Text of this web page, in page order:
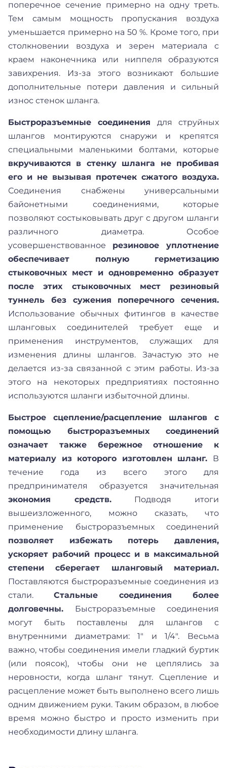
поперечное сечение примерно на одну треть.
Тем самым мощность пропускания воздуха
уменьшается примерно на 50 %. Кроме того, при
столкновении воздуха и зерен материала с
краем наконечника или ниппеля образуются
завихрения. Из-за этого возникают большие
дополнительные потери давления и сильный
износ стенок шланга.
Быстроразъемные соединения для струйных
шлангов монтируются снаружи и крепятся
специальными маленькими болтами, которые
вкручиваются в стенку шланга не пробивая
его и не вызывая протечек сжатого воздуха.
Соединения снабжены универсальными
байонетными соединениями, которые
позволяют состыковывать друг с другом шланги
различного диаметра. Особое
усовершенствованное резиновое уплотнение
обеспечивает полную герметизацию
стыковочных мест и одновременно образует
после этих стыковочных мест резиновый
туннель без сужения поперечного сечения.
Использование обычных фитингов в качестве
шланговых соединителей требует еще и
применения инструментов, служащих для
изменения длины шлангов. Зачастую это не
делается из-за связанной с этим работы. Из-за
этого на некоторых предприятиях постоянно
используются шланги избыточной длины.
Быстрое сцепление/расцепление шлангов с
помощью быстроразъемных соединений
означает также бережное отношение к
материалу из которого изготовлен шланг.
В
течение года из всего этого для
предпринимателя образуется значительная
экономия средств.Подводя итоги
вышеизложенного, можно сказать, что
применение быстроразъемных соединений
позволяет избежать потерь давления,
ускоряет рабочий процесс и в максимальной
степени сберегает шланговый материал.
Поставляются быстроразъемные соединения из
стали.Стальные соединения более
долговечны. Быстроразъемные соединения
могут быть поставлены для шлангов с
внутренними диаметрами: 1" и 1/4". Весьма
важно, чтобы соединения имели гладкий буртик
(или поясок), чтобы они не цеплялись за
неровности, когда шланг тянут. Сцепление и
расцепление может быть выполнено всего лишь
одним движением руки. Таким образом, в любое
время можно быстро и просто изменить при
необходимости длину шланга.